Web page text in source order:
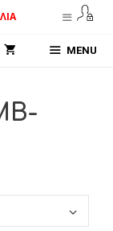
MENU